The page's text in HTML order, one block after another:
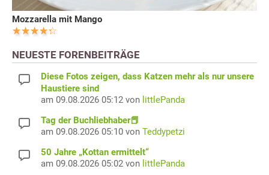
Mozzarella mit Mango
NEUESTE FORENBEITRÄGE
Diese Fotos zeigen, dass Katzen mehr als nur unsere
Haustiere sind
am 09.08.2026 05:12 von littlePanda
Tag der Buchliebhaber📕
am 09.08.2026 05:10 von Teddypetzi
50 Jahre „Kottan ermittelt“
am 09.08.2026 05:02 von littlePanda